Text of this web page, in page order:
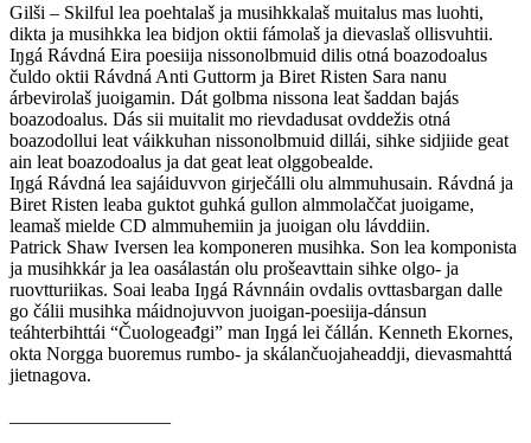
Gilši – Skilful lea poehtalaš ja musihkkalaš muitalus mas luohti,
dikta ja musihkka lea bidjon oktii fámolaš ja dievaslaš ollisvuhtii.
Iŋgá Rávdná Eira poesiija nissonolbmuid dilis otná boazodoalus
čuldo oktii Rávdná Anti Guttorm ja Biret Risten Sara nanu
árbevirolaš juoigamin. Dát golbma nissona leat šaddan bajás
boazodoalus. Dás sii muitalit mo rievdadusat ovddežis otná
boazodollui leat váikkuhan nissonolbmuid dillái, sihke sidjiide geat
ain leat boazodoalus ja dat geat leat olggobealde.
Iŋgá Rávdná lea sajáiduvvon girječálli olu almmuhusain. Rávdná ja
Biret Risten leaba guktot guhká gullon almmolaččat juoigame,
leamaš mielde CD almmuhemiin ja juoigan olu lávddiin.
Patrick Shaw Iversen lea komponeren musihka. Son lea komponista
ja musihkkár ja lea oasálastán olu prošeavttain sihke olgo- ja
ruovtturiikas. Soai leaba Iŋgá Rávnnáin ovdalis ovttasbargan dalle
go čálii musihka máidnojuvvon juoigan-poesiija-dánsun
teáhterbihttái “Čuologeađgi” man Iŋgá lei čállán. Kenneth Ekornes,
okta Norgga buoremus rumbo- ja skálančuojaheaddji, dievasmahttá
jietnagova.